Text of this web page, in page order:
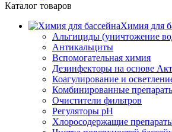
Каталог товаров
Химия для
Альгициды (уничтожение
Антикальциты
Вспомогательная химия
Дезинфекторы на основе
Коагулирование и
Комбинированные
Очистители фильтров
Регуляторы pH
Хлоросодержащие